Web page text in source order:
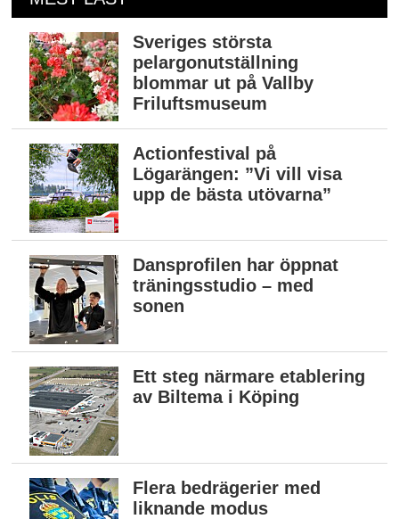
Sveriges största
pelargonutställning
blommar ut på Vallby
Friluftsmuseum
Actionfestival på
Lögarängen: ”Vi vill visa
upp de bästa utövarna”
Dansprofilen har öppnat
träningsstudio – med
sonen
Ett steg närmare etablering
av Biltema i Köping
Flera bedrägerier med
liknande modus